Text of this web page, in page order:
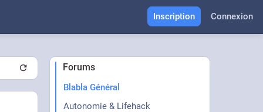
Inscription Connexion
Forums
Blabla Général
Autonomie & Lifehack